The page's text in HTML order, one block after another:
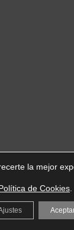
la mejor
de Cookies